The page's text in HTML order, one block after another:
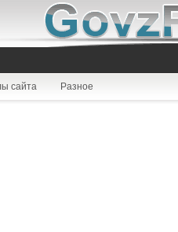
сайта Разное